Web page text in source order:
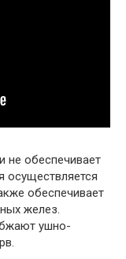
не обеспечивает
осуществляется
обеспечивает
желез.
ушно-